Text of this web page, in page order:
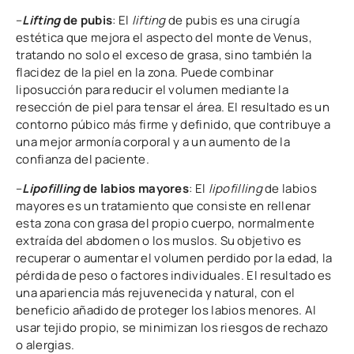
–Liftingde pubis: El liftingde pubis es una cirugía
estética que mejora el aspecto del monte de Venus,
tratando no solo el exceso de grasa, sino también la
flacidez de la piel en la zona. Puede combinar
liposucción para reducir el volumen mediante la
resección de piel para tensar el área. El resultado es un
contorno púbico más firme y definido, que contribuye a
una mejor armonía corporal y a un aumento de la
confianza del paciente.
–Lipofillingde labios mayores: El lipofillingde labios
mayores es un tratamiento que consiste en rellenar
esta zona con grasa del propio cuerpo, normalmente
extraída del abdomen o los muslos. Su objetivo es
recuperar o aumentar el volumen perdido por la edad, la
pérdida de peso o factores individuales. El resultado es
una apariencia más rejuvenecida y natural, con el
beneficio añadido de proteger los labios menores. Al
usar tejido propio, se minimizan los riesgos de rechazo
o alergias.